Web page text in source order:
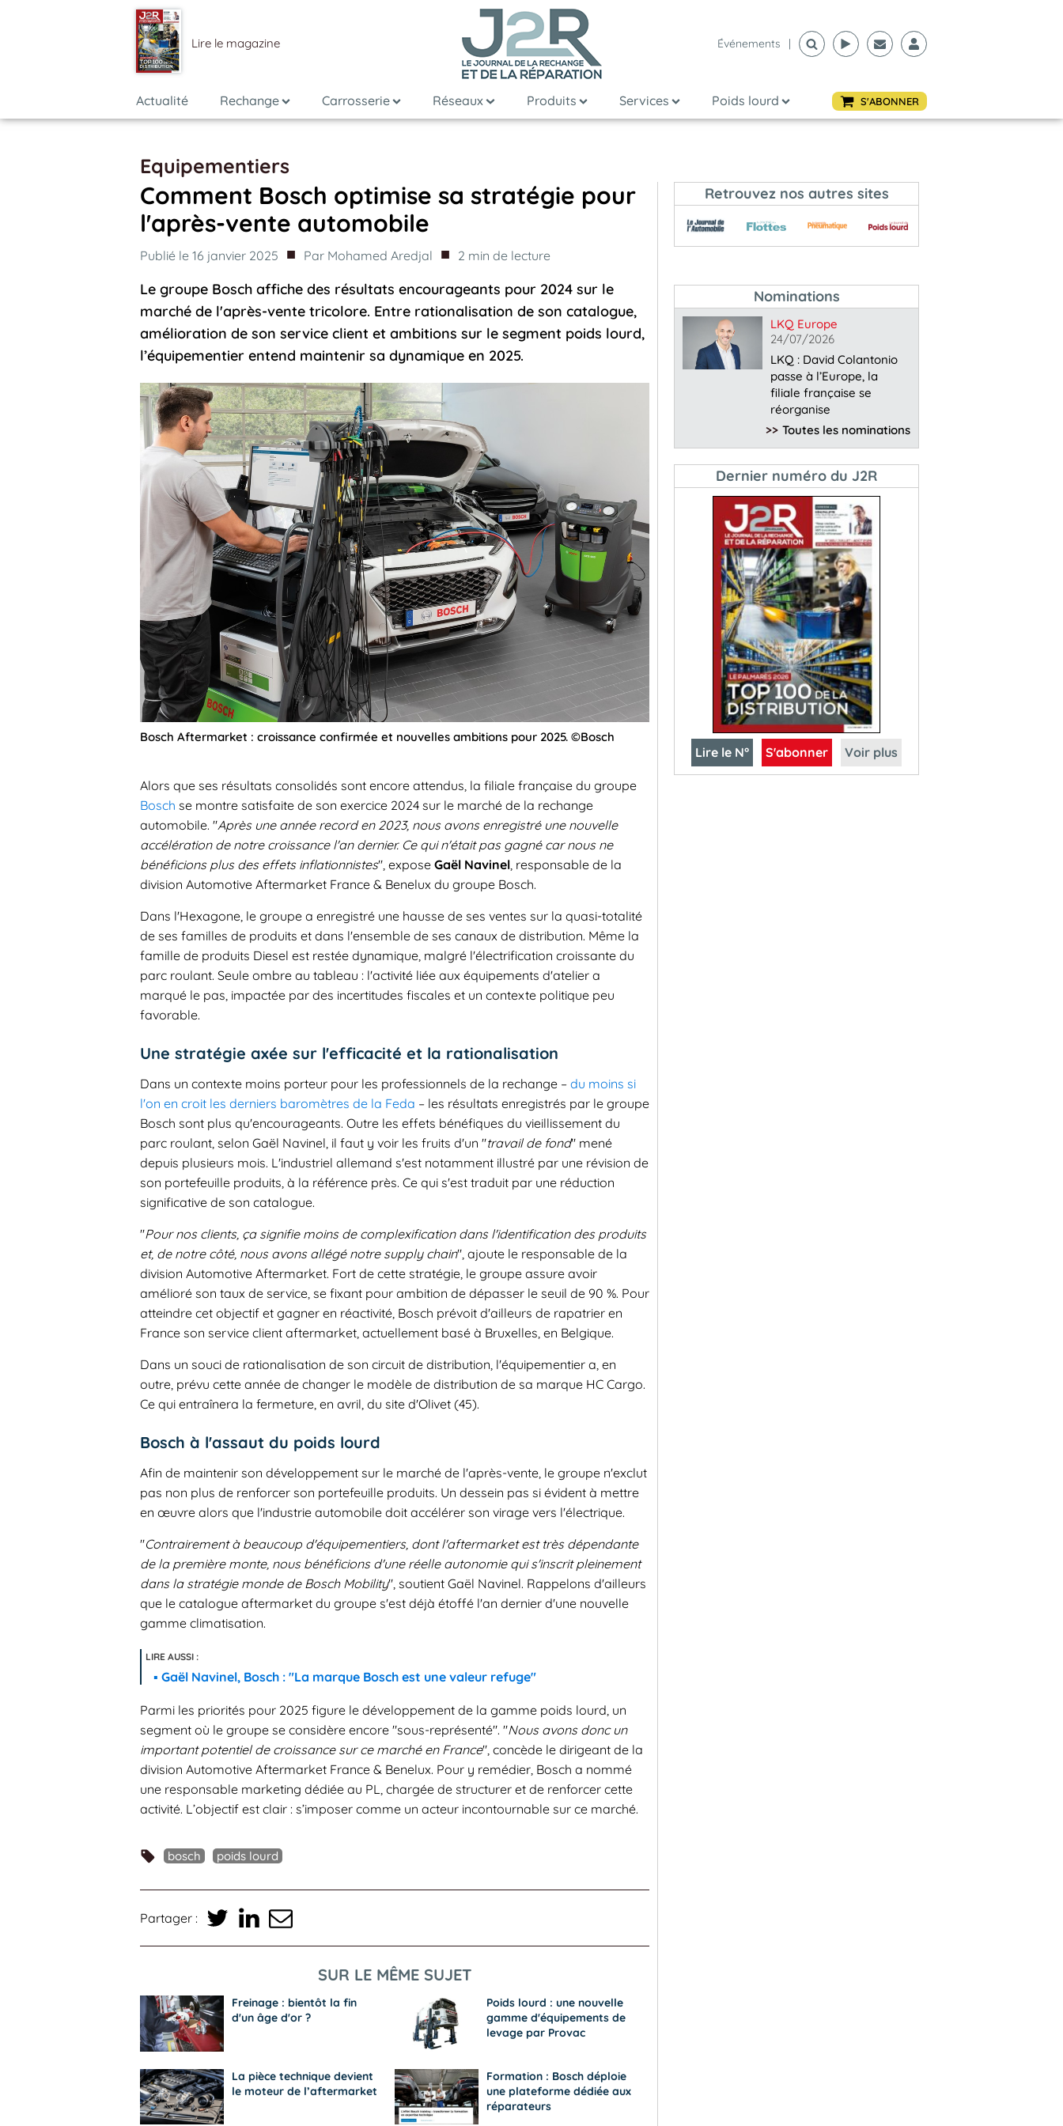
Lire le magazine Événements |
Actualité Rechange Carrosserie Réseaux Produits Services Poids lourd S'ABONNER
Equipementiers
Comment Bosch optimise sa stratégie pour
l'après-vente automobile
Publié le 16 janvier 2025 ■ Par Mohamed Aredjal ■ 2 min de lecture
Le groupe Bosch affiche des résultats encourageants pour 2024 sur le
marché de l'après-vente tricolore. Entre rationalisation de son catalogue,
amélioration de son service client et ambitions sur le segment poids lourd,
l’équipementier entend maintenir sa dynamique en 2025.
Bosch Aftermarket : croissance confirmée et nouvelles ambitions pour 2025. ©Bosch
Alors que ses résultats consolidés sont encore attendus, la filiale française du groupe
Bosch se montre satisfaite de son exercice 2024 sur le marché de la rechange
automobile. "Après une année record en 2023, nous avons enregistré une nouvelle
accélération de notre croissance l'an dernier. Ce qui n'était pas gagné car nous ne
bénéficions plus des effets inflationnistes", expose Gaël Navinel, responsable de la
division Automotive Aftermarket France & Benelux du groupe Bosch.
Dans l'Hexagone, le groupe a enregistré une hausse de ses ventes sur la quasi-totalité
de ses familles de produits et dans l'ensemble de ses canaux de distribution. Même la
famille de produits Diesel est restée dynamique, malgré l'électrification croissante du
parc roulant. Seule ombre au tableau : l'activité liée aux équipements d'atelier a
marqué le pas, impactée par des incertitudes fiscales et un contexte politique peu
favorable.
Une stratégie axée sur l'efficacité et la rationalisation
Dans un contexte moins porteur pour les professionnels de la rechange – du moins si
l'on en croit les derniers baromètres de la Feda – les résultats enregistrés par le groupe
Bosch sont plus qu'encourageants. Outre les effets bénéfiques du vieillissement du
parc roulant, selon Gaël Navinel, il faut y voir les fruits d'un "travail de fond" mené
depuis plusieurs mois. L'industriel allemand s'est notamment illustré par une révision de
son portefeuille produits, à la référence près. Ce qui s'est traduit par une réduction
significative de son catalogue.
"Pour nos clients, ça signifie moins de complexification dans l'identification des produits
et, de notre côté, nous avons allégé notre supply chain", ajoute le responsable de la
division Automotive Aftermarket. Fort de cette stratégie, le groupe assure avoir
amélioré son taux de service, se fixant pour ambition de dépasser le seuil de 90 %. Pour
atteindre cet objectif et gagner en réactivité, Bosch prévoit d'ailleurs de rapatrier en
France son service client aftermarket, actuellement basé à Bruxelles, en Belgique.
Dans un souci de rationalisation de son circuit de distribution, l'équipementier a, en
outre, prévu cette année de changer le modèle de distribution de sa marque HC Cargo.
Ce qui entraînera la fermeture, en avril, du site d'Olivet (45).
Bosch à l'assaut du poids lourd
Afin de maintenir son développement sur le marché de l'après-vente, le groupe n'exclut
pas non plus de renforcer son portefeuille produits. Un dessein pas si évident à mettre
en œuvre alors que l'industrie automobile doit accélérer son virage vers l'électrique.
"Contrairement à beaucoup d'équipementiers, dont l'aftermarket est très dépendante
de la première monte, nous bénéficions d'une réelle autonomie qui s'inscrit pleinement
dans la stratégie monde de Bosch Mobility", soutient Gaël Navinel. Rappelons d'ailleurs
que le catalogue aftermarket du groupe s'est déjà étoffé l'an dernier d'une nouvelle
gamme climatisation.
Gaël Navinel, Bosch : "La marque Bosch est une valeur refuge"
Parmi les priorités pour 2025 figure le développement de la gamme poids lourd, un
segment où le groupe se considère encore "sous-représenté". "Nous avons donc un
important potentiel de croissance sur ce marché en France", concède le dirigeant de la
division Automotive Aftermarket France & Benelux. Pour y remédier, Bosch a nommé
une responsable marketing dédiée au PL, chargée de structurer et de renforcer cette
activité. L’objectif est clair : s’imposer comme un acteur incontournable sur ce marché.
bosch poids lourd
Partager :
SUR LE MÊME SUJET
Freinage : bientôt la fin
d'un âge d'or ?
Poids lourd : une nouvelle
gamme d'équipements de
levage par Provac
La pièce technique devient
le moteur de l’aftermarket
Formation : Bosch déploie
une plateforme dédiée aux
réparateurs
Retrouvez nos autres sites
Nominations
LKQ Europe
24/07/2026
LKQ : David Colantonio
passe à l’Europe, la
filiale française se
réorganise
>> Toutes les nominations
Dernier numéro du J2R
Lire le N° S'abonner Voir plus